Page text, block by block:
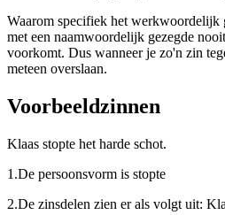
Waarom specifiek het werkwoordelijk
met een naamwoordelijk gezegde
voorkomt. Dus wanneer je zo'n zin
meteen overslaan.
Voorbeeldzinnen
Klaas stopte het harde schot.
1.De persoonsvorm is stopte
2.De zinsdelen zien er als volgt uit: